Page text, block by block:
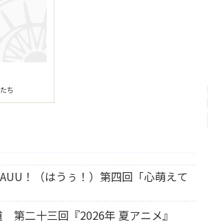
ち
！（はうぅ！）第四回「心萌えて
第二十三回『2026年 夏アニメ』